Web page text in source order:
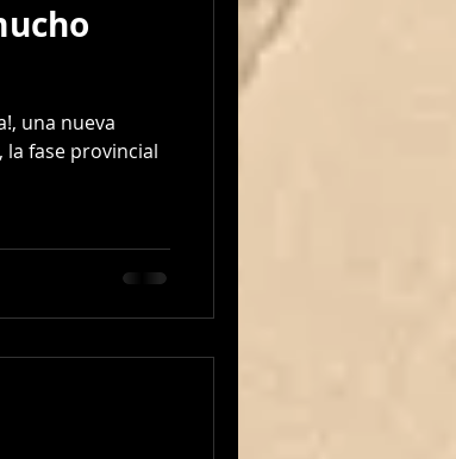
una nueva
la fase provincial